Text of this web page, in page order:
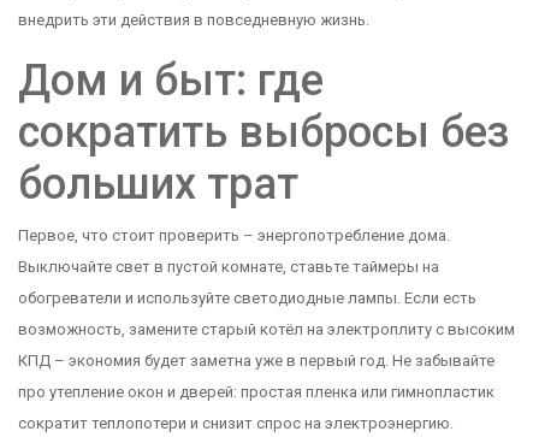
внедрить эти действия в повседневную жизнь.
Дом и быт: где
сократить выбросы без
больших трат
Первое, что стоит проверить – энергопотребление дома.
Выключайте свет в пустой комнате, ставьте таймеры на
обогреватели и используйте светодиодные лампы. Если есть
возможность, замените старый котёл на электроплиту с высоким
КПД – экономия будет заметна уже в первый год. Не забывайте
про утепление окон и дверей: простая пленка или гимнопластик
сократит теплопотери и снизит спрос на электроэнергию.